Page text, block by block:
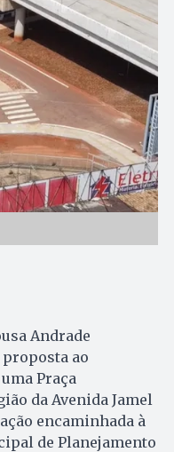
Andrade
ao
Praça
da Avenida Jamel
encaminhada à
de Planejamento